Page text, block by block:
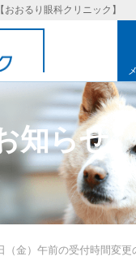
おるり眼科クリニック】
知らせ
（金）午前の受付時間変更